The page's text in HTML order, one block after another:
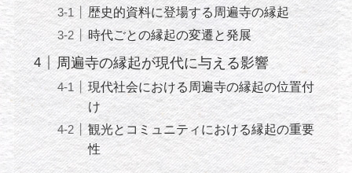
歴史的資料に登場する周遍寺の縁起
時代ごとの縁起の変遷と発展
周遍寺の縁起が現代に与える影響
現代社会における周遍寺の縁起の位置付
け
観光とコミュニティにおける縁起の重要
性